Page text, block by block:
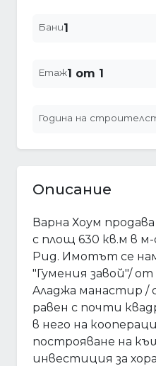
Бани1
Етаж1 от 1
Година на
Описание
Варна Хоум
с площ 630 кв.м в
Рид. Имотът се
"Гумения завой"/
Aладжа манастир /
равен с почти
в него на
построяване на
инвестиция за